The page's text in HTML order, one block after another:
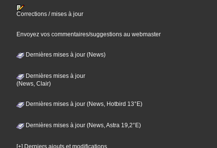
Corrections / mises à jour
Envoyez vos commentaires/suggestions au webmaster
Dernières mises à jour (News)
Dernières mises à jour
(News, Clair)
Dernières mises à jour (News, Hotbird 13°E)
Dernières mises à jour (News, Astra 19,2°E)
[+] Derniers ajouts et modifications